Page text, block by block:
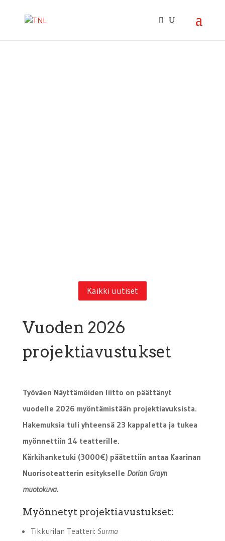
Kaikki uutiset
Vuoden 2026
projektiavustukset
Työväen Näyttämöiden liitto on päättänyt
vuodelle 2026 myöntämistään projektiavuksista.
Hakemuksia tuli yhteensä 23 kappaletta ja tukea
myönnettiin 14 teatterille.
Kärkihanketuki (3000€) päätettiin antaa Kaarinan
Nuorisoteatterin esitykselle Dorian Grayn
muotokuva.
Myönnetyt projektiavustukset:
Tikkurilan Teatteri: Surma